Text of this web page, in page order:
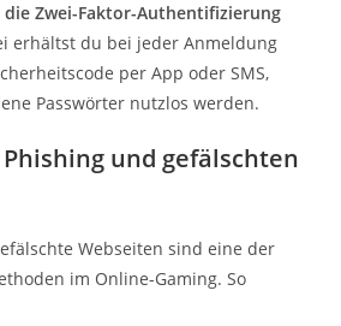
die Zwei-Faktor-Authentifizierung
erhältst du bei jeder Anmeldung
per App oder SMS,
Passwörter nutzlos werden.
und gefälschten
Webseiten sind eine der
im Online-Gaming. So